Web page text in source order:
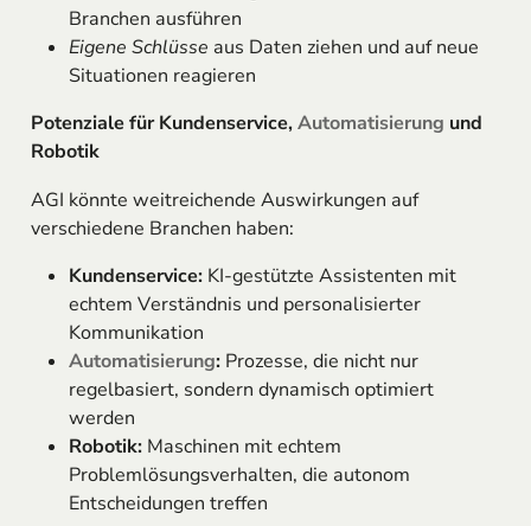
Branchen ausführen
Eigene Schlüsse aus Daten ziehen und auf neue
Situationen reagieren
Potenziale für Kundenservice,Automatisierung und
Robotik
AGI könnte weitreichende Auswirkungen auf
verschiedene Branchen haben:
Kundenservice:KI-gestützte Assistenten mit
echtem Verständnis und personalisierter
Kommunikation
Automatisierung:Prozesse, die nicht nur
regelbasiert, sondern dynamisch optimiert
werden
Robotik:Maschinen mit echtem
Problemlösungsverhalten, die autonom
Entscheidungen treffen